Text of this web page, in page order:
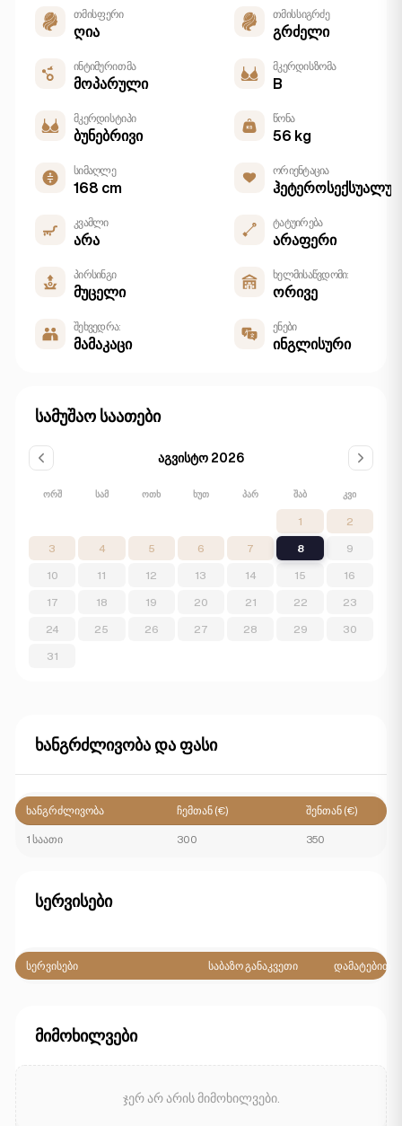
თმის ფერი
ღია
თმის სიგრძე
გრძელი
ინტიმური თმა
მოპარული
მკერდის ზომა
B
მკერდის ტიპი
ბუნებრივი
წონა
56 kg
სიმაღლე
168 cm
ორიენტაცია
კვამლი
არა
ტატუირება
არაფერი
პირსინგი
მუცელი
ხელმისაწვდომი:
ორივე
შეხვედრა:
მამაკაცი
ენები
ინგლისური
სამუშაო საათები
აგვისტო 2026
ᲝᲠᲨ ᲡᲐᲛ ᲝᲗᲮ ᲮᲣᲗ ᲞᲐᲠ ᲨᲐᲑ ᲙᲕᲘ
1 2
3 4 5 6 7 8 9
10 11 12 13 14 15 16
17 18 19 20 21 22 23
24 25 26 27 28 29 30
31
ხანგრძლივობა და ფასი
ხანგრძლივობა ჩემთან (€) შენთან (€)
1 საათი 300 350
სერვისები
სერვისები საბაზო განაკვეთი დამატებითი
მიმოხილვები
ჯერ არ არის მიმოხილვები.